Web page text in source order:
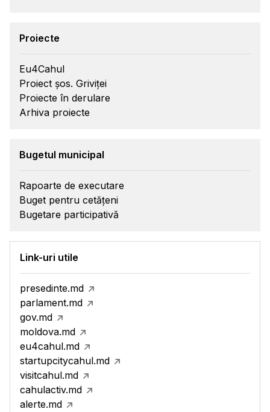
Proiecte
Eu4Cahul
Proiect șos. Griviței
Proiecte în derulare
Arhiva proiecte
Bugetul municipal
Rapoarte de executare
Buget pentru cetățeni
Bugetare participativă
Link-uri utile
presedinte.md
parlament.md
gov.md
moldova.md
eu4cahul.md
startupcitycahul.md
visitcahul.md
cahulactiv.md
alerte.md